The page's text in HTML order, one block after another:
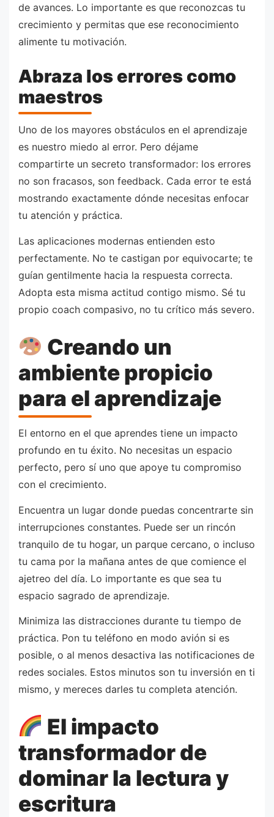
de avances. Lo importante es que reconozcas tu
crecimiento y permitas que ese reconocimiento
alimente tu motivación.
Abraza los errores como
maestros
Uno de los mayores obstáculos en el aprendizaje
es nuestro miedo al error. Pero déjame
compartirte un secreto transformador: los errores
no son fracasos, son feedback. Cada error te está
mostrando exactamente dónde necesitas enfocar
tu atención y práctica.
Las aplicaciones modernas entienden esto
perfectamente. No te castigan por equivocarte; te
guían gentilmente hacia la respuesta correcta.
Adopta esta misma actitud contigo mismo. Sé tu
propio coach compasivo, no tu crítico más severo.
Creando un
ambiente propicio
para el aprendizaje
El entorno en el que aprendes tiene un impacto
profundo en tu éxito. No necesitas un espacio
perfecto, pero sí uno que apoye tu compromiso
con el crecimiento.
Encuentra un lugar donde puedas concentrarte sin
interrupciones constantes. Puede ser un rincón
tranquilo de tu hogar, un parque cercano, o incluso
tu cama por la mañana antes de que comience el
ajetreo del día. Lo importante es que sea tu
espacio sagrado de aprendizaje.
Minimiza las distracciones durante tu tiempo de
práctica. Pon tu teléfono en modo avión si es
posible, o al menos desactiva las notificaciones de
redes sociales. Estos minutos son tu inversión en ti
mismo, y mereces darles tu completa atención.
El impacto
transformador de
dominar la lectura y
escritura